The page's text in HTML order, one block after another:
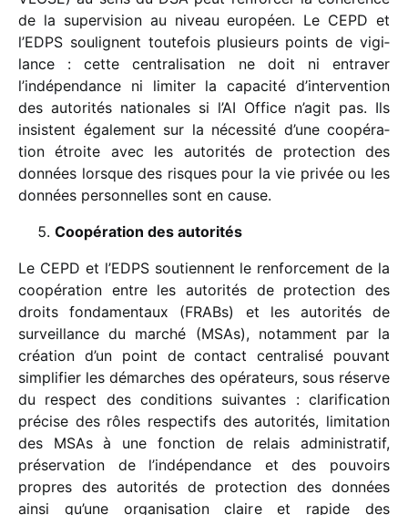
de la super­vi­sion au niveau euro­péen. Le CEPD et
l’EDPS soulignent toute­fois plusieurs points de vigi­
lance : cette centra­li­sa­tion ne doit ni entra­ver
l’indépendance ni limi­ter la capa­cité d’intervention
des auto­ri­tés natio­nales si l’AI Office n’agit pas. Ils
insistent égale­ment sur la néces­sité d’une coopé­ra­
tion étroite avec les auto­ri­tés de protec­tion des
données lorsque des risques pour la vie privée ou les
données person­nelles sont en cause.
Coopération des autorités
Le CEPD et l’EDPS soutiennent le renfor­ce­ment de la
coopé­ra­tion entre les auto­ri­tés de protec­tion des
droits fonda­men­taux (FRABs) et les auto­ri­tés de
surveillance du marché (MSAs), notam­ment par la
créa­tion d’un point de contact centra­lisé pouvant
simpli­fier les démarches des opéra­teurs, sous réserve
du respect des condi­tions suivantes : clari­fi­ca­tion
précise des rôles respec­tifs des auto­ri­tés, limi­ta­tion
des MSAs à une fonc­tion de relais admi­nis­tra­tif,
préser­va­tion de l’indépendance et des pouvoirs
propres des auto­ri­tés de protec­tion des données
ainsi qu’une orga­ni­sa­tion claire et rapide des